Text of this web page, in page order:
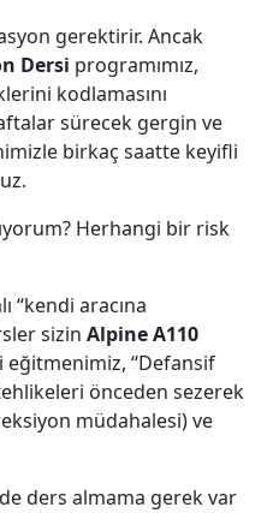
gerektirir. Ancak
Dersi programımız,
kodlamasını
sürecek gergin ve
birkaç saatte keyifli
Herhangi bir risk
“kendi aracına
sizin Alpine A110
eğitmenimiz, “Defansif
önceden sezerek
müdahalesi) ve
ders almama gerek var